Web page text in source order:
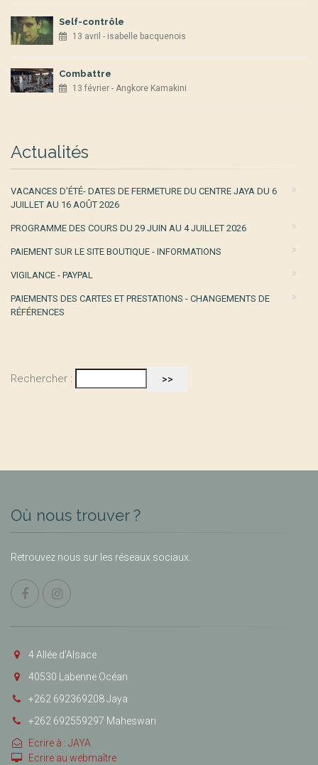
Self-contrôle
13 avril - isabelle bacquenois
Combattre
13 février - Angkore Kamakini
Actualités
VACANCES D’ÉTÉ- DATES DE FERMETURE DU CENTRE JAYA DU 6
JUILLET AU 16 AOÛT 2026
PROGRAMME DES COURS DU 29 JUIN AU 4 JUILLET 2026
PAIEMENT SUR LE SITE BOUTIQUE - INFORMATIONS
VIGILANCE - PAYPAL
PAIEMENTS DES CARTES ET PRESTATIONS - CHANGEMENTS DE
RÉFÉRENCES
Rechercher :
Où nous trouver ?
Retrouvez nous sur les réseaux sociaux.
4 Allée d’Alsace
40530 Labenne Océan
+262 692369208 Jaya
+262 692559297 Maheswari
Ecrire à : JAYA
Ecrire au webmaître